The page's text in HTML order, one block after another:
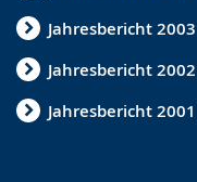
Jahresbericht 2003
Jahresbericht 2002
Jahresbericht 2001
e
i
g